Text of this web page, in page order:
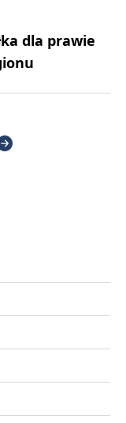
dla prawie